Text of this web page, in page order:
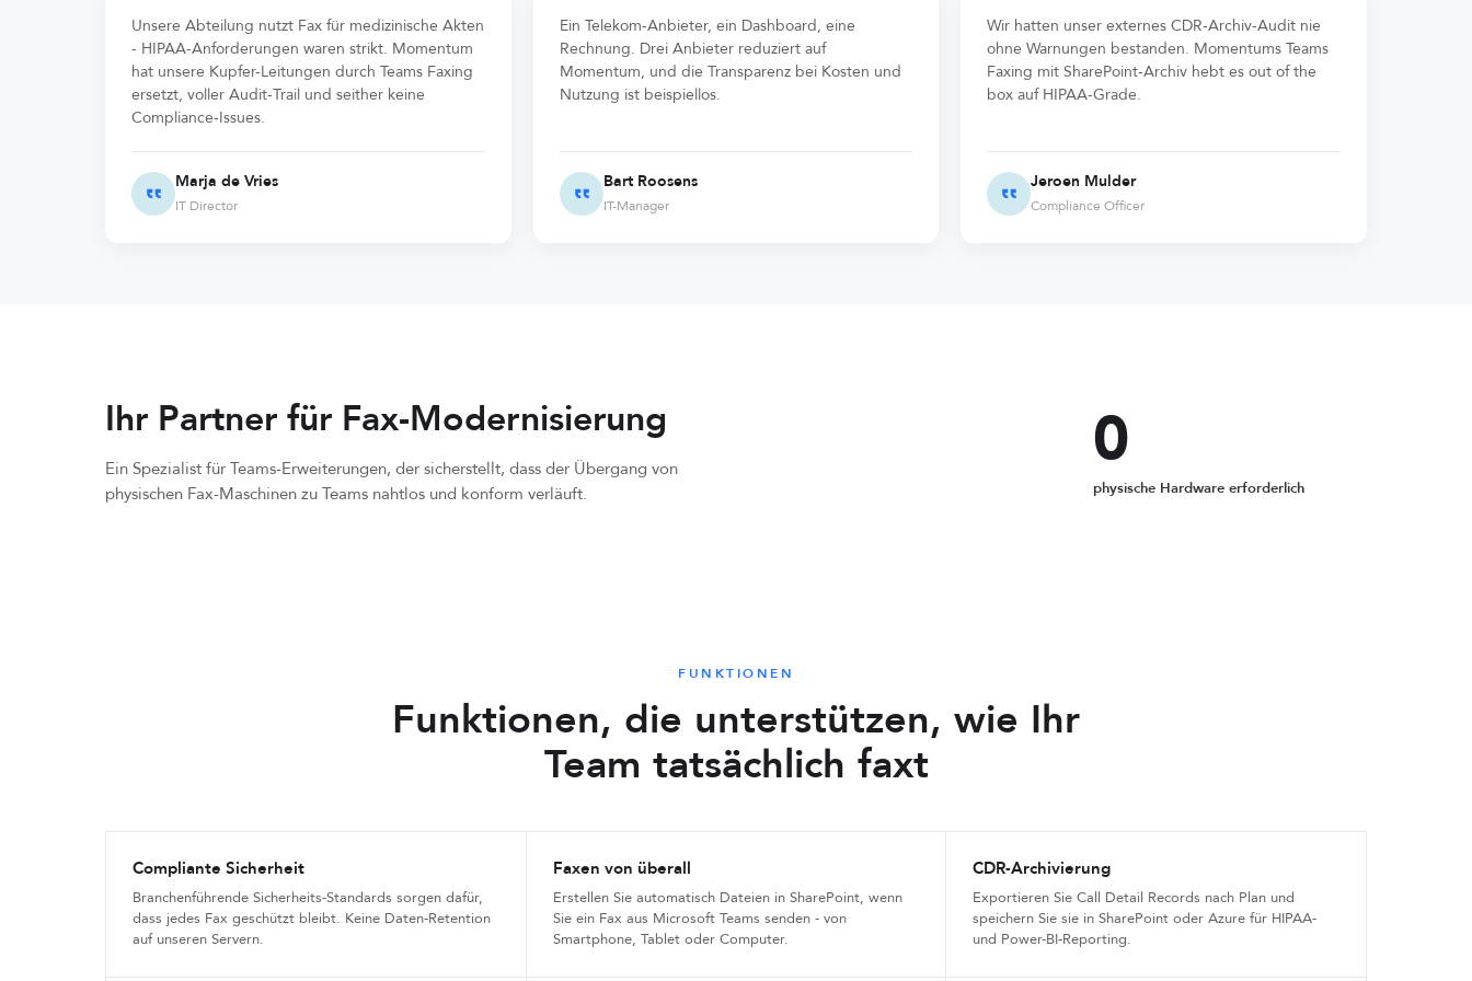
Unsere Abteilung nutzt Fax für medizinische Akten
- HIPAA-Anforderungen waren strikt. Momentum
hat unsere Kupfer-Leitungen durch Teams Faxing
ersetzt, voller Audit-Trail und seither keine
Compliance-Issues.
Marja de Vries
IT Director
Ein Telekom-Anbieter, ein Dashboard, eine
Rechnung. Drei Anbieter reduziert auf
Momentum, und die Transparenz bei Kosten und
Nutzung ist beispiellos.
Bart Roosens
IT-Manager
Wir hatten unser externes CDR-Archiv-Audit nie
ohne Warnungen bestanden. Momentums Teams
Faxing mit SharePoint-Archiv hebt es out of the
box auf HIPAA-Grade.
Jeroen Mulder
Compliance Officer
Ihr Partner für Fax-Modernisierung
Ein Spezialist für Teams-Erweiterungen, der sicherstellt, dass der Übergang von
physischen Fax-Maschinen zu Teams nahtlos und konform verläuft.
0
physische Hardware erforderlich
FUNKTIONEN
Funktionen, die unterstützen, wie Ihr
Team tatsächlich faxt
Compliante Sicherheit
Branchenführende Sicherheits-Standards sorgen dafür,
dass jedes Fax geschützt bleibt. Keine Daten-Retention
auf unseren Servern.
Faxen von überall
Erstellen Sie automatisch Dateien in SharePoint, wenn
Sie ein Fax aus Microsoft Teams senden - von
Smartphone, Tablet oder Computer.
CDR-Archivierung
Exportieren Sie Call Detail Records nach Plan und
speichern Sie sie in SharePoint oder Azure für HIPAA-
und Power-BI-Reporting.